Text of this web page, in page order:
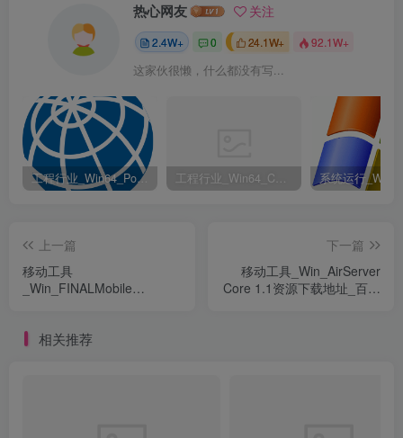
热心网友 关注
2.4W+ 0 24.1W+ 92.1W+
这家伙很懒，什么都没有写...
工程行业_Win64_PointWise 18.6 R2 x64资源下载地址_百度网盘迅雷BT 工程行业_Win64_Cadence Fidelity Pointwise 2024.1 x64资源下载地址_百度网盘迅雷BT
上一篇
移动工具
_Win_FINALMobile
下一篇
移动工具_Win_AirServer
Core 1.1资源下载地址_百度
相关推荐